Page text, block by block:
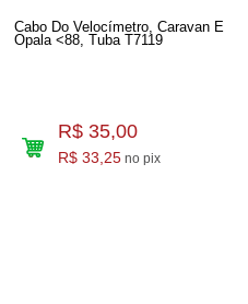
Cabo Do Velocímetro, Caravan E
Opala <88, Tuba T7119
R$ 35,00
R$ 33,25 no pix